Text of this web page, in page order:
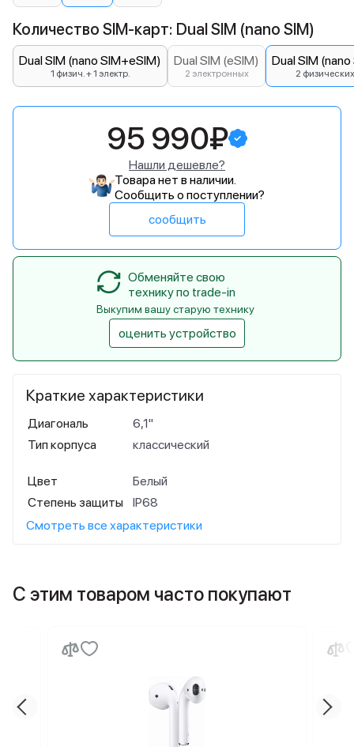
Краткие характеристики
Диагональ
6,1"
Тип корпуса
классический
Цвет
Белый
Степень защиты
IP68
Смотреть все характеристики
Количество SIM-карт: Dual SIM (nano SIM)
Dual SIM (nano SIM+eSIM)
1 физич. + 1 электр.
Dual SIM (eSIM)
2 электронных
Dual SIM
2 физических
95 990₽
Нашли дешевле?
Товара нет в наличии.
Сообщить о поступлении?
сообщить
Обменяйте свою
технику по trade-in
Выкупим вашу старую технику
оценить устройство
С этим товаром часто покупают